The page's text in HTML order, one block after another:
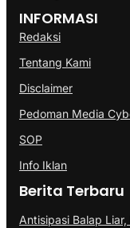
INFORMASI
Redaksi
Tentang Kami
Disclaimer
Pedoman Media
SOP
Info Iklan
Berita Terbaru
Antisipasi Balap